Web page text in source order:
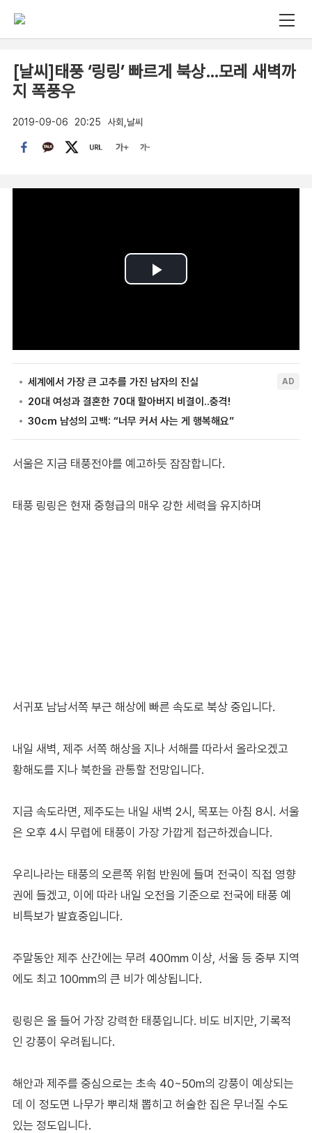
[날씨]태풍 ‘링링’ 빠르게 북상…모레 새벽까
지 폭풍우
2019-09-06 20:25 사회,날씨
서울은 지금 태풍전야를 예고하듯 잠잠합니다.
태풍 링링은 현재 중형급의 매우 강한 세력을 유지하며
서귀포 남남서쪽 부근 해상에 빠른 속도로 북상 중입니다.
내일 새벽, 제주 서쪽 해상을 지나 서해를 따라서 올라오겠고
황해도를 지나 북한을 관통할 전망입니다.
지금 속도라면, 제주도는 내일 새벽 2시, 목포는 아침 8시. 서울
은 오후 4시 무렵에 태풍이 가장 가깝게 접근하겠습니다.
우리나라는 태풍의 오른쪽 위험 반원에 들며 전국이 직접 영향
권에 들겠고, 이에 따라 내일 오전을 기준으로 전국에 태풍 예
비특보가 발효중입니다.
주말동안 제주 산간에는 무려 400mm 이상, 서울 등 중부 지역
에도 최고 100mm의 큰 비가 예상됩니다.
링링은 올 들어 가장 강력한 태풍입니다. 비도 비지만, 기록적
인 강풍이 우려됩니다.
해안과 제주를 중심으로는 초속 40~50m의 강풍이 예상되는
데 이 정도면 나무가 뿌리채 뽑히고 허술한 집은 무너질 수도
있는 정도입니다.